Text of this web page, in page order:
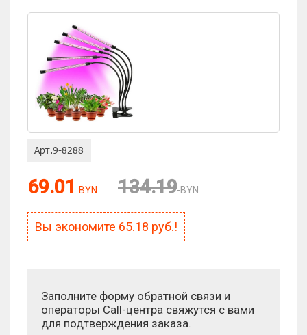
69.01 BYN 134.19 BYN
Вы экономите 65.18 руб.!
Заполните форму обратной связи и
операторы Call-центра свяжутся с вами
для подтверждения заказа.